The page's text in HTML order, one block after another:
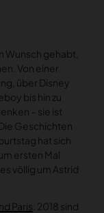
Wunsch gehabt,
Von einer
über Disney
bis hin zu
– sie ist
Geschichten
hat sich
ersten Mal
völlig um Astrid
Paris . 2018 sind